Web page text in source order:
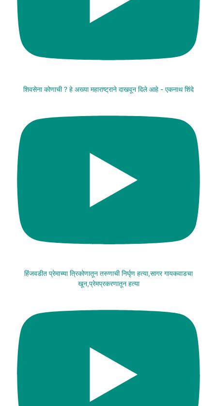
शिवसेना कोणाची ? हे अख्या महाराष्ट्राने दाखवून दिले आहे - एकनाथ शिंदे
हिंजवडीत प्रेमाच्या त्रिकोणातून तरुणाची निर्घृण हत्या,सागर गायकवाडचा
खून,प्रेमप्रकरणातून हत्या